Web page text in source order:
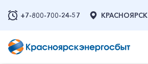
+7-800-700-24-57 КРАСНОЯРСК